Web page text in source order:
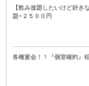
【飲み放題したいけど好
題~２５００円
各種宴会！！『個室確約』